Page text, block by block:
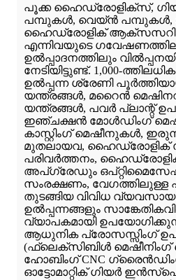
പൂക്ക ഹൈഡ്രോളിക്സ്,
പമ്പുകൾ, വെയ്ൻ പമ്പുകൾ,
ഹൈഡ്രോളിക്
എന്നിവയുടെ
ഉൽപ്പാദനത്തിലും
നേടിയിട്ടുണ്ട്. 1,000-
ഉൽപ്പന്ന ശ്രേണി
യന്ത്രങ്ങൾ, മറൈൻ
യന്ത്രങ്ങൾ, പവർ പ്ലാന്റ്
ഇഞ്ചക്ഷൻ മോൾഡിംഗ്
കാസ്റ്റിംഗ് മെഷീനുകൾ,
മുതലായവ, ഹൈഡ്രോളിക്
പരിവർത്തനം, ഹൈഡ്രോളിക്
അപ്‌ഗ്രേഡും
സംരക്ഷണം, വേഗത്തിലുള്ള
തുടങ്ങിയ വിവിധ
ഉൽപ്പന്നങ്ങളും
വ്യാപകമായി
ആധുനിക പ്രോസസ്സിംഗ്
(ഫ്ലെക്സിബിൾ മെഷീനിംഗ്
ഹോബിംഗ് CNC
ഓട്ടോമാറ്റിക് ഗിയർ